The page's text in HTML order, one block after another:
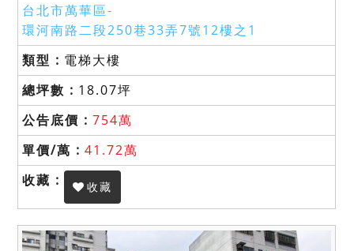
台北市萬華區-
環河南路二段250巷33弄7號12樓之1
電梯大樓
18.07坪
754萬
41.72萬
收藏